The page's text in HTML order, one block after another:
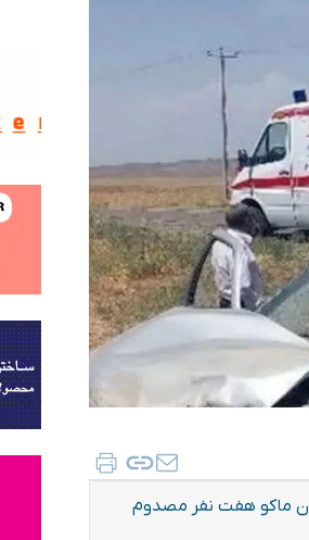
ماکو هفت نفر مصدوم